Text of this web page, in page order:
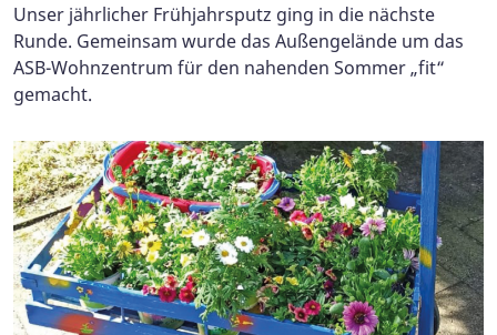
Unser jährlicher Frühjahrsputz ging in die nächste
Runde. Gemeinsam wurde das Außengelände um das
ASB-Wohnzentrum für den nahenden Sommer „fit“
gemacht.